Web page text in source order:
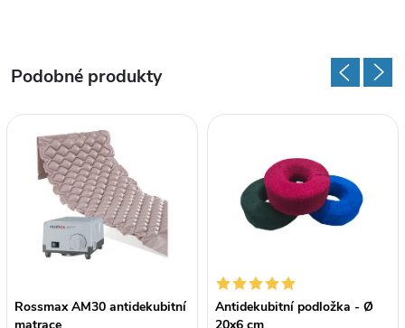
Rossmax AM30 antidekubitní
Antidekubitní podložka - Ø